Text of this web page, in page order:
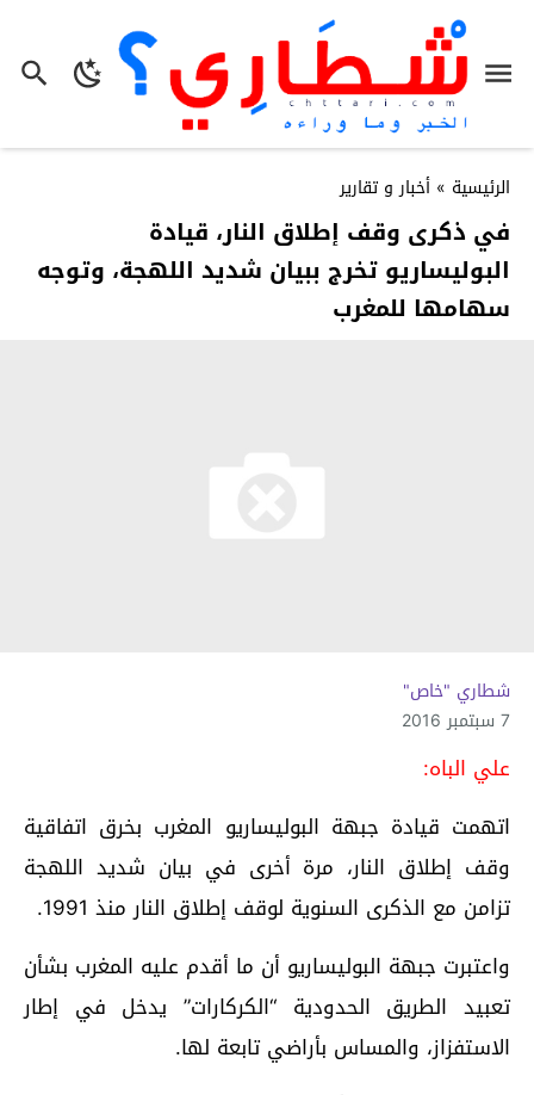
الرئيسية » أخبار و تقارير
في ذكرى وقف إطلاق النار، قيادة
البوليساريو تخرج ببيان شديد اللهجة، وتوجه
سهامها للمغرب
شطاري "خاص"
7 سبتمبر 2016
علي الباه:
اتهمت قيادة جبهة البوليساريو المغرب بخرق اتفاقية
وقف إطلاق النار، مرة أخرى في بيان شديد اللهجة
تزامن مع الذكرى السنوية لوقف إطلاق النار منذ 1991.
واعتبرت جبهة البوليساريو أن ما أقدم عليه المغرب بشأن
تعبيد الطريق الحدودية “الكركارات” يدخل في إطار
الاستفزاز، والمساس بأراضي تابعة لها.